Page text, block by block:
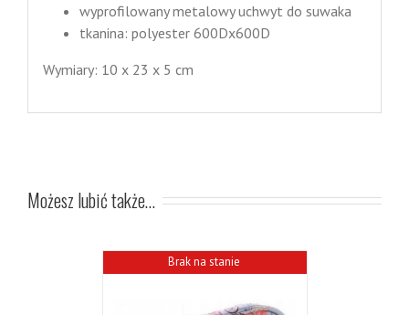
wyprofilowany metalowy uchwyt do suwaka
tkanina: polyester 600Dx600D
Wymiary: 10 x 23 x 5 cm
Możesz lubić także…
Brak na stanie